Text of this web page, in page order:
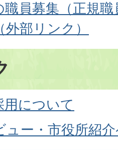
職員募集（正規
部リンク）
用について
ュー・市役所紹